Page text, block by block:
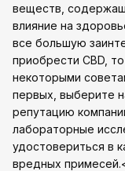
веществ,
влияние на
все большую
приобрести CBD,
некоторыми
первых, выберите
репутацию
лабораторные
удостовериться в
вредных